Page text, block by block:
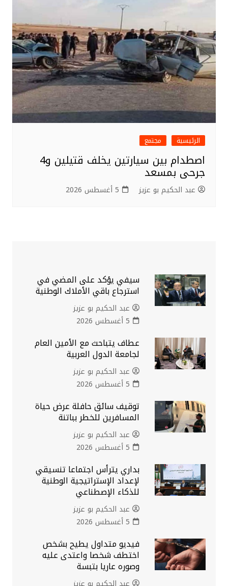
الرئيسية مجتمع
اصطدام بين سيارتين يخلف قتيلين و4
جرحى بمسعد
عبد الحكيم بو عزيز 5 أغسطس 2026
سيفي يؤكد على المضي في
استرجاع باقي الأملاك الوطنية
عبد الحكيم بو عزيز
5 أغسطس 2026
عطاف يتباحث مع الأمين العام
لجامعة الدول العربية
عبد الحكيم بو عزيز
5 أغسطس 2026
توقيف سائق حافلة عرض حياة
المسافرين للخطر بباتنة
عبد الحكيم بو عزيز
5 أغسطس 2026
بداري يترأس اجتماعا تنسيقي
لإعداد الإستراتيجية الوطنية
للذكاء الإصطناعي
عبد الحكيم بو عزيز
5 أغسطس 2026
فيديو متداول يطيح بشخص
اختطف شخصا واعتدى عليه
وصوره عاريا بتبسة